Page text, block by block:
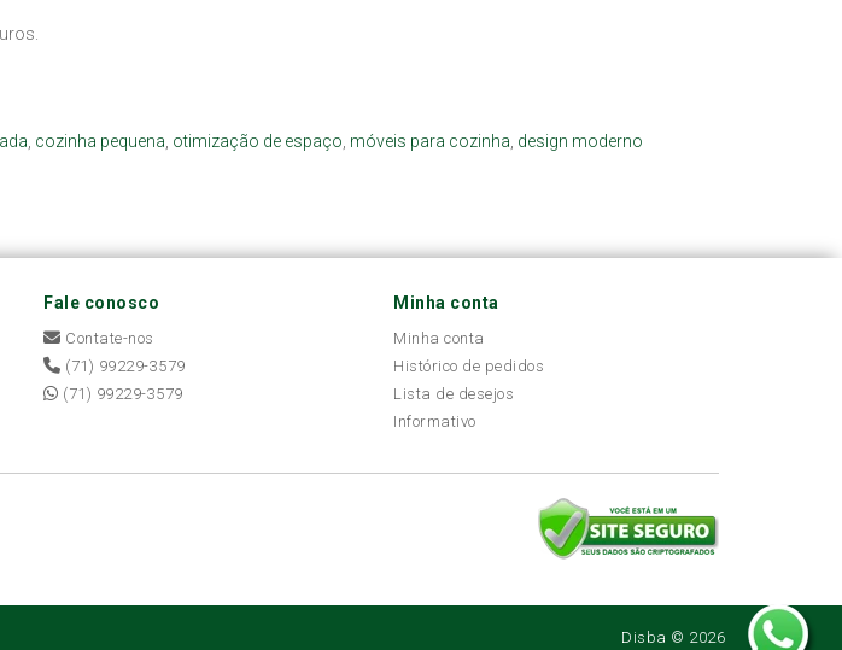
cozinha pequena otimização de espaço móveis para cozinha design moderno
Fale conosco
Contate-nos
(71) 99229-3579
(71) 99229-3579
Minha conta
Minha conta
Histórico de pedidos
Lista de desejos
Informativo
Disba © 2026